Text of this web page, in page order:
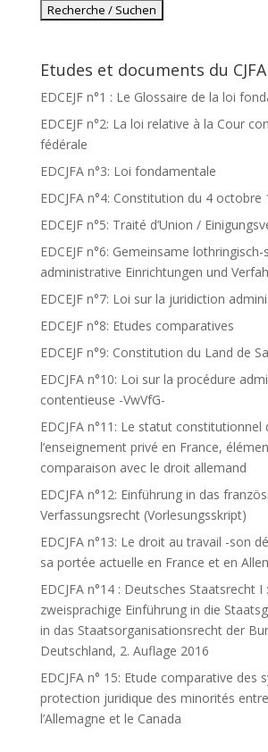
Etudes et documents du CJFA
EDCEJF n°1 : Le Glossaire de la loi
EDCEJF n°2: La loi relative à la Cour
fédérale
EDCJFA n°3: Loi fondamentale
EDCJFA n°4: Constitution du 4 octobre
EDCEJF n°5: Traité d’Union /
EDCEJF n°6: Gemeinsame
administrative Einrichtungen und
EDCEJF n°7: Loi sur la juridiction
EDCEJF n°8: Etudes comparatives
EDCEJF n°9: Constitution du Land de
EDCJFA n°10: Loi sur la procédure
contentieuse -VwVfG-
EDCJFA n°11: Le statut constitutionnel
l’enseignement privé en France,
comparaison avec le droit allemand
EDCJFA n°12: Einführung in das
Verfassungsrecht (Vorlesungsskript)
EDCJFA n°13: Le droit au travail -son
sa portée actuelle en France et en
EDCJFA n°14 : Deutsches Staatsrecht I
zweisprachige Einführung in die
in das Staatsorganisationsrecht der
Deutschland, 2. Auflage 2016
EDCJFA n° 15: Etude comparative des
protection juridique des minorités
l’Allemagne et le Canada